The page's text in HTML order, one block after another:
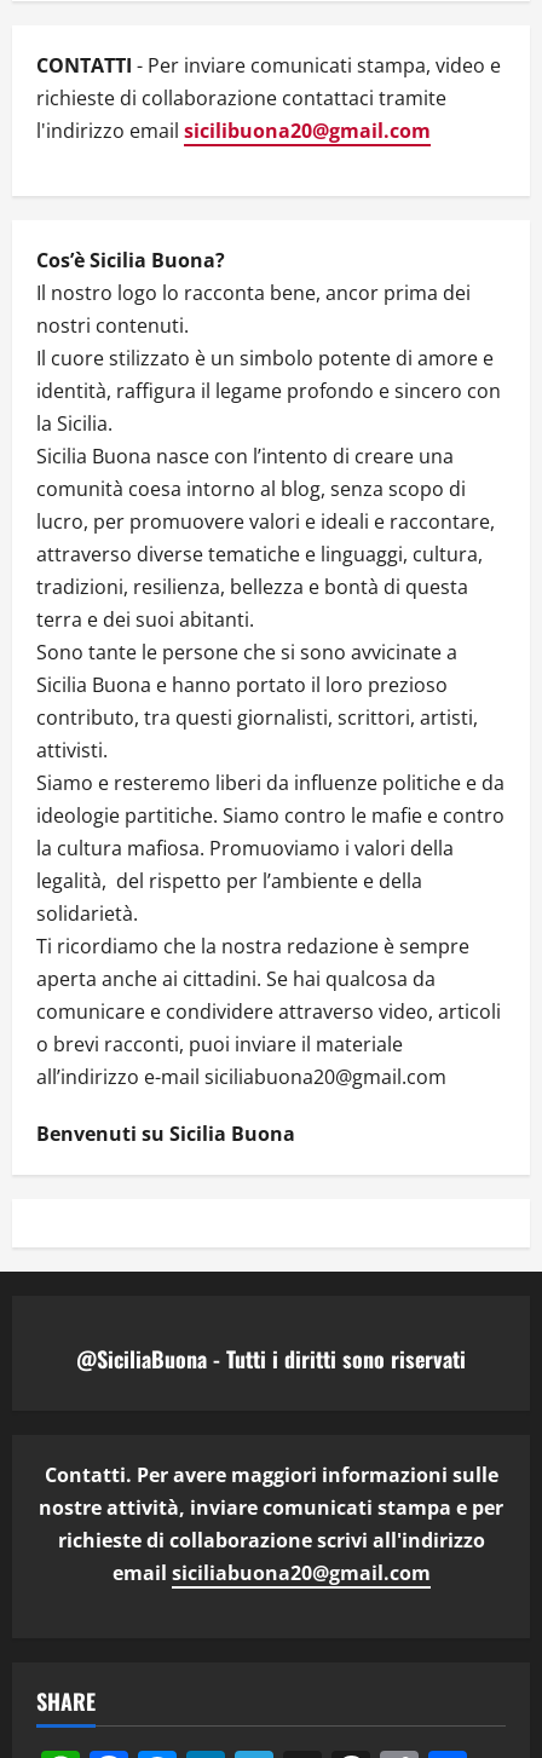
i
o
CONTATTI - Per inviare comunicati stampa, video e
richieste di collaborazione contattaci tramite
l'indirizzo email sicilibuona20@gmail.com
Cos’è Sicilia Buona?
Il nostro logo lo racconta bene, ancor prima dei
nostri contenuti.
Il cuore stilizzato è un simbolo potente di amore e
identità, raffigura il legame profondo e sincero con
la Sicilia.
Sicilia Buona nasce con l’intento di creare una
comunità coesa intorno al blog, senza scopo di
lucro, per promuovere valori e ideali e raccontare,
attraverso diverse tematiche e linguaggi, cultura,
tradizioni, resilienza, bellezza e bontà di questa
terra e dei suoi abitanti.
Sono tante le persone che si sono avvicinate a
Sicilia Buona e hanno portato il loro prezioso
contributo, tra questi giornalisti, scrittori, artisti,
attivisti.
Siamo e resteremo liberi da influenze politiche e da
ideologie partitiche. Siamo contro le mafie e contro
la cultura mafiosa. Promuoviamo i valori della
legalità, del rispetto per l’ambiente e della
solidarietà.
Ti ricordiamo che la nostra redazione è sempre
aperta anche ai cittadini. Se hai qualcosa da
comunicare e condividere attraverso video, articoli
o brevi racconti, puoi inviare il materiale
all’indirizzo e-mail siciliabuona20@gmail.com
Benvenuti su Sicilia Buona
@SiciliaBuona - Tutti i diritti sono riservati
Contatti. Per avere maggiori informazioni sulle
nostre attività, inviare comunicati stampa e per
richieste di collaborazione scrivi all'indirizzo
email siciliabuona20@gmail.com
SHARE